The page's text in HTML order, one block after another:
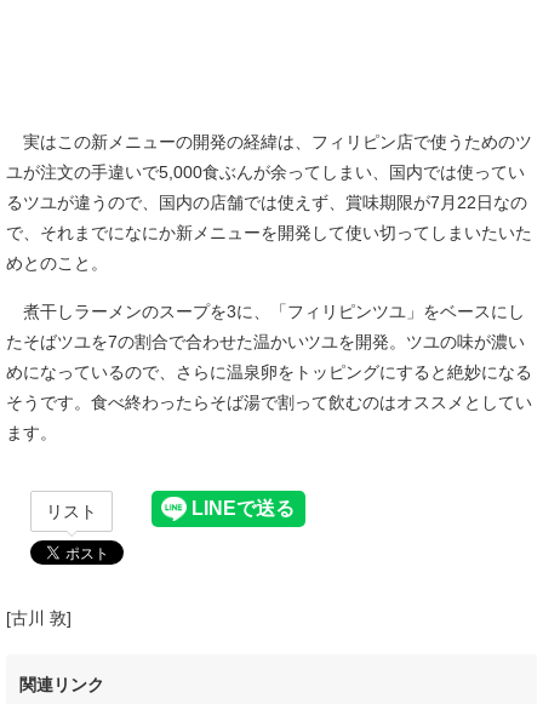
実はこの新メニューの開発の経緯は、フィリピン店で使うためのツ
ユが注文の手違いで5,000食ぶんが余ってしまい、国内では使ってい
るツユが違うので、国内の店舗では使えず、賞味期限が7月22日なの
で、それまでになにか新メニューを開発して使い切ってしまいたいた
めとのこと。
煮干しラーメンのスープを3に、「フィリピンツユ」をベースにし
たそばツユを7の割合で合わせた温かいツユを開発。ツユの味が濃い
めになっているので、さらに温泉卵をトッピングにすると絶妙になる
そうです。食べ終わったらそば湯で割って飲むのはオススメとしてい
ます。
リスト
[古川 敦]
関連リンク